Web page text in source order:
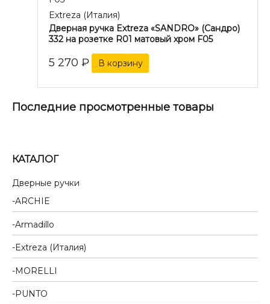
КАТАЛОГ
Дверные ручки
ARCHIE
Armadillo
Extreza (Италия)
MORELLI
PUNTO
Extreza (Италия)
Дверная ручка Extreza «SANDRO» (Сандро)
332 на розетке R01 матовый хром F05
5 270 ₽ В корзину
Последние просмотренные товары